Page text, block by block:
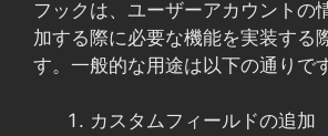
フックは、ユーザーアカウントの
加する際に必要な機能を実装する
す。一般的な用途は以下の通りで
カスタムフィールドの追加